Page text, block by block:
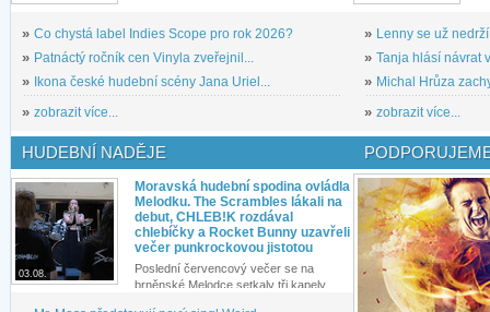
» Co chystá label Indies Scope pro rok 2026?
» Patnáctý ročník cen Vinyla zveřejnil...
» Ikona české hudební scény Jana Uriel...
» zobrazit více...
» Lenny se už
» Tanja hlásí návrat
» Michal Hrůza
» zobrazit více...
HUDEBNÍ NADĚJE
03.08.
Moravská hudební spodina ovládla
Melodku. The Scrambles lákali na
debut, CHLEB!K rozdával
chlebíčky a Rocket Bunny uzavřeli
večer punkrockovou jistotou
Poslední červencový večer se na
brněnské Melodce setkaly tři kapely...